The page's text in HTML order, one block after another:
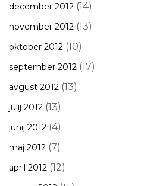
december 2012 (14)
november 2012 (13)
oktober 2012 (10)
september 2012 (17)
avgust 2012 (13)
julij 2012 (13)
junij 2012 (4)
maj 2012 (7)
april 2012 (12)